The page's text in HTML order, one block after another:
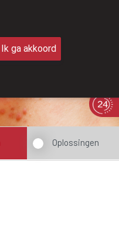
Oplossingen
Ik ga akkoord